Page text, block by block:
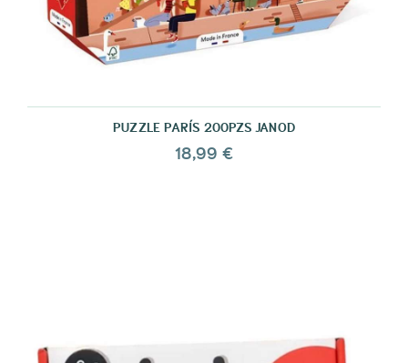
PUZZLE PARÍS 200PZS JANOD
18,99 €